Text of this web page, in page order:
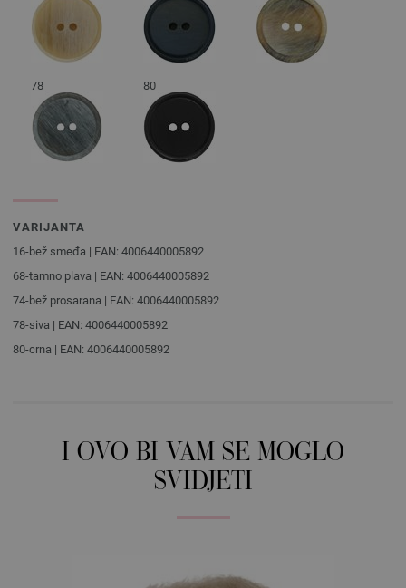
78 80
VARIJANTA
16-bež smeđa | EAN: 4006440005892
68-tamno plava | EAN: 4006440005892
74-bež prosarana | EAN: 4006440005892
78-siva | EAN: 4006440005892
80-crna | EAN: 4006440005892
I OVO BI VAM SE MOGLO
SVIDJETI